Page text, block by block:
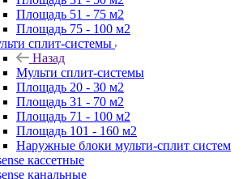
Площадь 51 - 75 м2
Площадь 75 - 100 м2
сплит-системы
Назад
Мульти сплит-системы
Площадь 20 - 30 м2
Площадь 31 - 70 м2
Площадь 71 - 100 м2
Площадь 101 - 160 м2
Наружные блоки мульти-сплит систем
кассетные
канальные